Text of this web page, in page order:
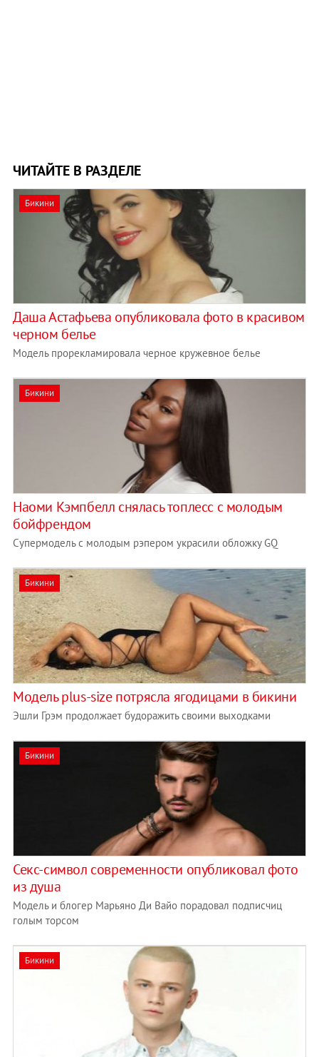
ЧИТАЙТЕ В РАЗДЕЛЕ
Бикини
Даша Астафьева опубликовала фото в красивом
черном белье
Модель прорекламировала черное кружевное белье
Бикини
Наоми Кэмпбелл снялась топлесс с молодым
бойфрендом
Супермодель с молодым рэпером украсили обложку GQ
Бикини
Модель plus-size потрясла ягодицами в бикини
Эшли Грэм продолжает будоражить своими выходками
Бикини
Секс-символ современности опубликовал фото
из душа
Модель и блогер Марьяно Ди Вайо порадовал подписчиц
голым торсом
Бикини